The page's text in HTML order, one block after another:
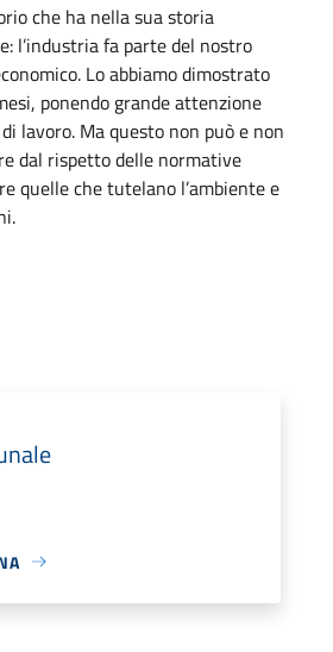
che ha nella sua storia
l’industria fa parte del nostro
Lo abbiamo dimostrato
ponendo grande attenzione
lavoro. Ma questo non può e non
dal rispetto delle normative
quelle che tutelano l’ambiente e